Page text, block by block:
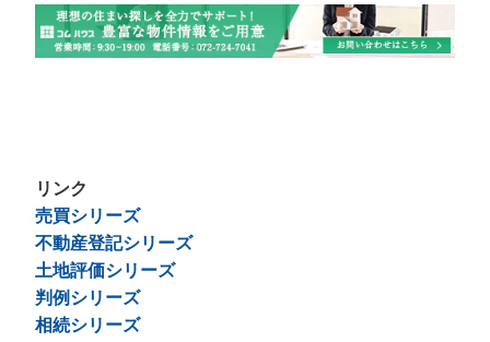
リンク
売買シリーズ
不動産登記シリーズ
土地評価シリーズ
判例シリーズ
相続シリーズ